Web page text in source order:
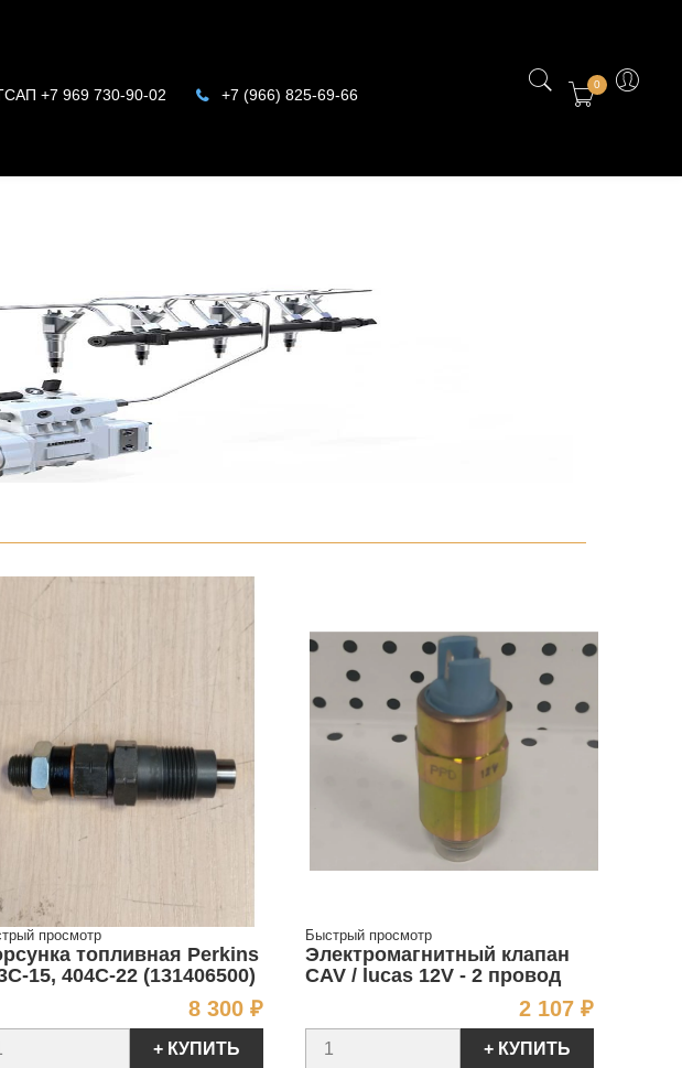
+7 969 730-90-02
+7 (966) 825-69-66
0
просмотр
топливная Perkins
15, 404C-22 (131406500)
8 300 ₽Цена
+ КУПИТЬ
Быстрый просмотр
Электромагнитный клапан
CAV / lucas 12V - 2 провод
2 107 ₽Цена
+ КУПИТЬ